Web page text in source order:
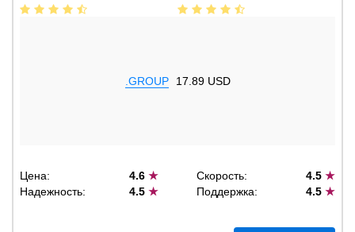
.GROUP 17.89 USD
Цена: 4.6★ Скорость: 4.5 ★
Надежность:
4.5★ Поддержка: 4.5 ★